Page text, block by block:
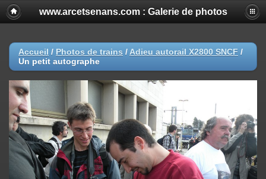
www.arcetsenans.com : Galerie de photos
Accueil / Photos de trains / Adieu autorail X2800 SNCF /
Un petit autographe